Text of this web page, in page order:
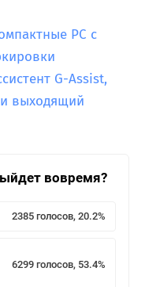
PC с
G-Assist,
выходящий
вовремя?
2385 голосов, 20.2%
6299 голосов, 53.4%